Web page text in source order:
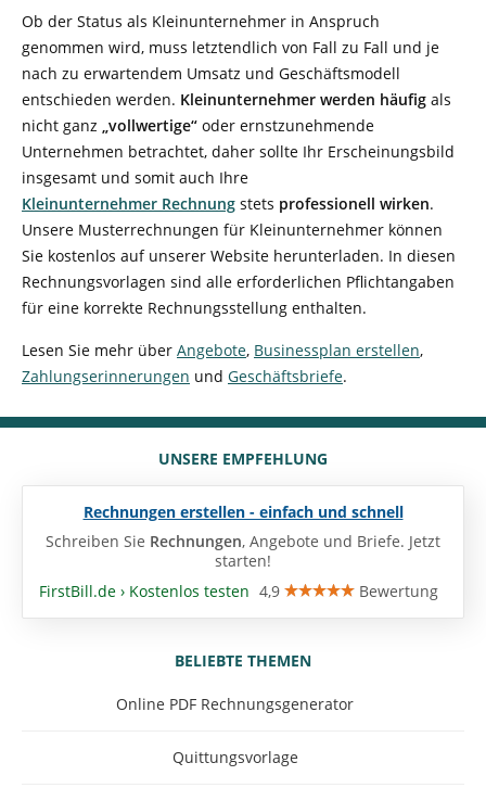
Ob der Status als Kleinunternehmer in Anspruch
genommen wird, muss letztendlich von Fall zu Fall und je
nach zu erwartendem Umsatz und Geschäftsmodell
entschieden werden. Kleinunternehmer werden häufig als
nicht ganz „vollwertige“ oder ernstzunehmende
Unternehmen betrachtet, daher sollte Ihr Erscheinungsbild
insgesamt und somit auch Ihre
Kleinunternehmer Rechnung stets professionell wirken.
Unsere Musterrechnungen für Kleinunternehmer können
Sie kostenlos auf unserer Website herunterladen. In diesen
Rechnungsvorlagen sind alle erforderlichen Pflichtangaben
für eine korrekte Rechnungsstellung enthalten.
Lesen Sie mehr über Angebote, Businessplan erstellen,
Zahlungserinnerungen und Geschäftsbriefe.
UNSERE EMPFEHLUNG
Rechnungen erstellen - einfach und schnell
Schreiben Sie Rechnungen, Angebote und Briefe. Jetzt
starten!
FirstBill.de › Kostenlos testen 4,9 Bewertung
BELIEBTE THEMEN
Online PDF Rechnungsgenerator
Quittungsvorlage